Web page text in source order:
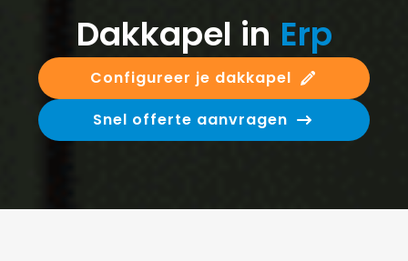
Dakkapel in Erp
Configureer je dakkapel
Snel offerte aanvragen